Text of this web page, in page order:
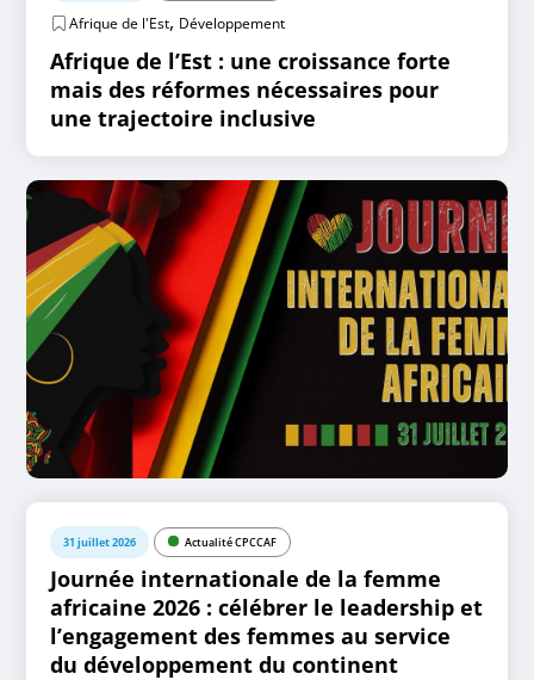
Afrique de l'Est, Développement
Afrique de l’Est : une croissance forte
mais des réformes nécessaires pour
une trajectoire inclusive
31 juillet 2026 Actualité CPCCAF
Journée internationale de la femme
africaine 2026 : célébrer le leadership et
l’engagement des femmes au service
du développement du continent